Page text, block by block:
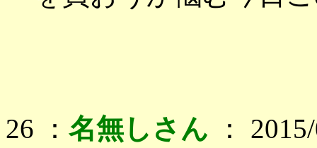
26 ： 名無しさん ：